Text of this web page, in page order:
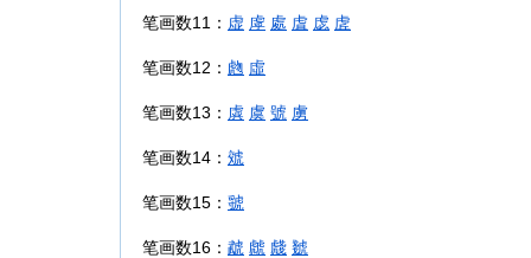
笔画数11： 虚 虖 處 虘 虙 虗
笔画数12： 虝 虛
笔画数13： 虡 虞 號 虜
笔画数14： 虠
笔画数15： 虢
笔画数16： 虣 虤 虥 虦